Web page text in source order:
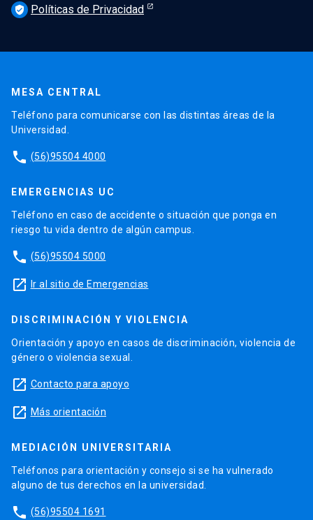
verified_user Políticas de Privacidad
MESA CENTRAL
Teléfono para comunicarse con las distintas áreas de la
Universidad.
phone (56)95504 4000
EMERGENCIAS UC
Teléfono en caso de accidente o situación que ponga en
riesgo tu vida dentro de algún campus.
phone (56)95504 5000
launch Ir al sitio de Emergencias
DISCRIMINACIÓN Y VIOLENCIA
Orientación y apoyo en casos de discriminación, violencia de
género o violencia sexual.
launch Contacto para apoyo
launch Más orientación
MEDIACIÓN UNIVERSITARIA
Teléfonos para orientación y consejo si se ha vulnerado
alguno de tus derechos en la universidad.
phone (56)95504 1691